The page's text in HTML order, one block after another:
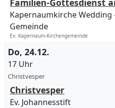
Familien-Gottesdienst
Kapernaumkirche Wedding
Gemeinde
Ev. Kapernaum-Kirchengemeinde
Do, 24.12.
17 Uhr
Christvesper
Christvesper
Ev. Johannesstift